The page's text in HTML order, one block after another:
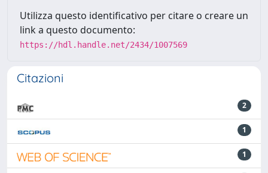
Utilizza questo identificativo per citare o creare un
link a questo documento:
https://hdl.handle.net/2434/1007569
Citazioni
2
1
1